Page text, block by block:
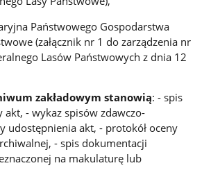
Państwowego Gospodarstwa
(załącznik nr 1 do zarządzenia nr
Lasów Państwowych z dnia 12
zakładowym stanowią: - spis
akt, - wykaz spisów zdawczo-
udostępnienia akt, - protokół oceny
- spis dokumentacji
na makulaturę lub